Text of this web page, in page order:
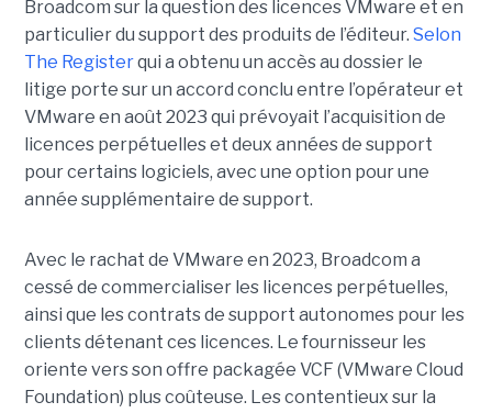
Broadcom sur la question des licences VMware et en
particulier du support des produits de l’éditeur. Selon
The Registerqui a obtenu un accès au dossier le
litige porte sur un accord conclu entre l’opérateur et
VMware en août 2023 qui prévoyait l’acquisition de
licences perpétuelles et deux années de support
pour certains logiciels, avec une option pour une
année supplémentaire de support.
Avec le rachat de VMware en 2023, Broadcom a
cessé de commercialiser les licences perpétuelles,
ainsi que les contrats de support autonomes pour les
clients détenant ces licences. Le fournisseur les
oriente vers son offre packagée VCF (VMware Cloud
Foundation) plus coûteuse. Les contentieux sur la